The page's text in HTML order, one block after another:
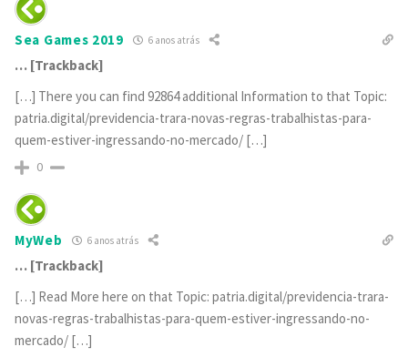
Sea Games 2019 6 anos atrás
… [Trackback]
[…] There you can find 92864 additional Information to that Topic:
patria.digital/previdencia-trara-novas-regras-trabalhistas-para-
quem-estiver-ingressando-no-mercado/ […]
0
MyWeb 6 anos atrás
… [Trackback]
[…] Read More here on that Topic: patria.digital/previdencia-trara-
novas-regras-trabalhistas-para-quem-estiver-ingressando-no-
mercado/ […]